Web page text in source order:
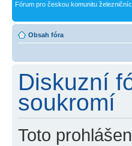
Fórum pro českou komunitu
Obsah fóra
Diskuzní
soukromí
Toto